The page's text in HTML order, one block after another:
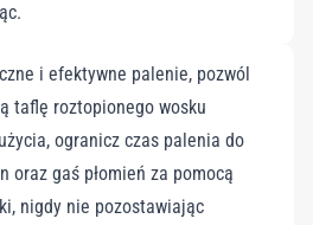
i efektywne palenie, pozwól
taflę roztopionego wosku
ogranicz czas palenia do
oraz gaś płomień za pomocą
nigdy nie pozostawiając